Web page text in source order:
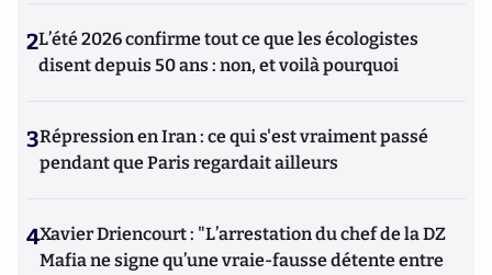
2L’été 2026 confirme tout ce que les écologistes
disent depuis 50 ans : non, et voilà pourquoi
3Répression en Iran : ce qui s'est vraiment passé
pendant que Paris regardait ailleurs
4Xavier Driencourt : "L’arrestation du chef de la DZ
Mafia ne signe qu’une vraie-fausse détente entre